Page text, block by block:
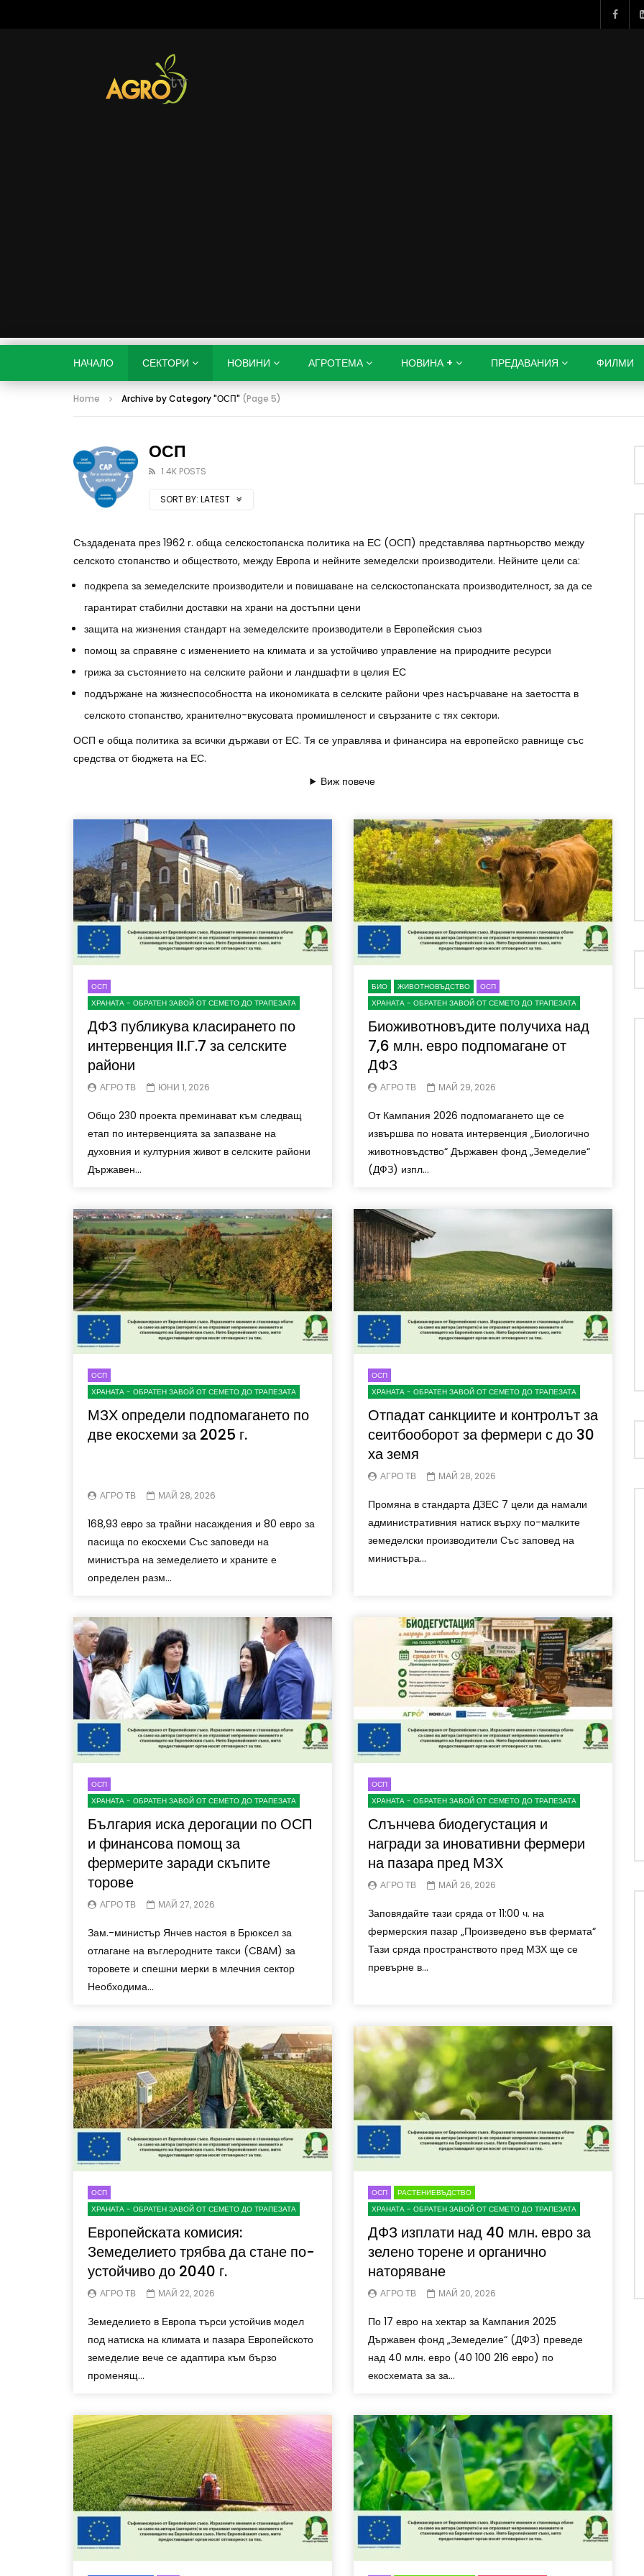
НАЧАЛО СЕКТОРИ НОВИНИ АГРОТЕМА НОВИНА + ПРЕДАВАНИЯ ФИЛМИ
Home Archive by Category "ОСП" (Page 5)
ОСП
1.4K POSTS
SORT BY: LATEST
Създадената през 1962 г. обща селскостопанска политика на ЕС (ОСП) представлява партньорство между
селското стопанство и обществото, между Европа и нейните земеделски производители. Нейните цели са:
подкрепа за земеделските производители и повишаване на селскостопанската производителност, за да се
гарантират стабилни доставки на храни на достъпни цени
защита на жизнения стандарт на земеделските производители в Европейския съюз
помощ за справяне с изменението на климата и за устойчиво управление на природните ресурси
грижа за състоянието на селските райони и ландшафти в целия ЕС
поддържане на жизнеспособността на икономиката в селските райони чрез насърчаване на заетостта в
селското стопанство, хранително-вкусовата промишленост и свързаните с тях сектори.
ОСП е обща политика за всички държави от ЕС. Тя се управлява и финансира на европейско равнище със
средства от бюджета на ЕС.
Виж повече
ОСП
ХРАНАТА - ОБРАТЕН ЗАВОЙ ОТ СЕМЕТО ДО ТРАПЕЗАТА
ДФЗ публикува класирането по
интервенция II.Г.7 за селските
райони
АГРО ТВ ЮНИ 1, 2026
Общо 230 проекта преминават към следващ
етап по интервенцията за запазване на
духовния и културния живот в селските райони
Държавен...
БИО ЖИВОТНОВЪДСТВО
ОСП
ХРАНАТА - ОБРАТЕН ЗАВОЙ ОТ СЕМЕТО ДО ТРАПЕЗАТА
Биоживотновъдите получиха над
7,6 млн. евро подпомагане от
ДФЗ
АГРО ТВ МАЙ 29, 2026
От Кампания 2026 подпомагането ще се
извършва по новата интервенция „Биологично
животновъдство“ Държавен фонд „Земеделие“
(ДФЗ) изпл...
ОСП
ХРАНАТА - ОБРАТЕН ЗАВОЙ ОТ СЕМЕТО ДО ТРАПЕЗАТА
МЗХ определи подпомагането по
две екосхеми за 2025 г.
АГРО ТВ МАЙ 28, 2026
168,93 евро за трайни насаждения и 80 евро за
пасища по екосхеми Със заповеди на
министъра на земеделието и храните е
определен разм...
ОСП
ХРАНАТА - ОБРАТЕН ЗАВОЙ ОТ СЕМЕТО ДО ТРАПЕЗАТА
Отпадат санкциите и контролът за
сеитбооборот за фермери с до 30
ха земя
АГРО ТВ МАЙ 28, 2026
Промяна в стандарта ДЗЕС 7 цели да намали
административния натиск върху по-малките
земеделски производители Със заповед на
министъра...
ОСП
ХРАНАТА - ОБРАТЕН ЗАВОЙ ОТ СЕМЕТО ДО ТРАПЕЗАТА
България иска дерогации по ОСП
и финансова помощ за
фермерите заради скъпите
торове
АГРО ТВ МАЙ 27, 2026
Зам.-министър Янчев настоя в Брюксел за
отлагане на въглеродните такси (CBAM) за
торовете и спешни мерки в млечния сектор
Необходима...
ОСП
ХРАНАТА - ОБРАТЕН ЗАВОЙ ОТ СЕМЕТО ДО ТРАПЕЗАТА
Слънчева биодегустация и
награди за иновативни фермери
на пазара пред МЗХ
АГРО ТВ МАЙ 26, 2026
Заповядайте тази сряда от 11:00 ч. на
фермерския пазар „Произведено във фермата“
Тази сряда пространството пред МЗХ ще се
превърне в...
ОСП
ХРАНАТА - ОБРАТЕН ЗАВОЙ ОТ СЕМЕТО ДО ТРАПЕЗАТА
Европейската комисия:
Земеделието трябва да стане по-
устойчиво до 2040 г.
АГРО ТВ МАЙ 22, 2026
Земеделието в Европа търси устойчив модел
под натиска на климата и пазара Европейското
земеделие вече се адаптира към бързо
променящ...
ОСП
РАСТЕНИЕВЪДСТВО
ХРАНАТА - ОБРАТЕН ЗАВОЙ ОТ СЕМЕТО ДО ТРАПЕЗАТА
ДФЗ изплати над 40 млн. евро за
зелено торене и органично
наторяване
АГРО ТВ МАЙ 20, 2026
По 17 евро на хектар за Кампания 2025
Държавен фонд „Земеделие“ (ДФЗ) преведе
над 40 млн. евро (40 100 216 евро) по
екосхемата за за...